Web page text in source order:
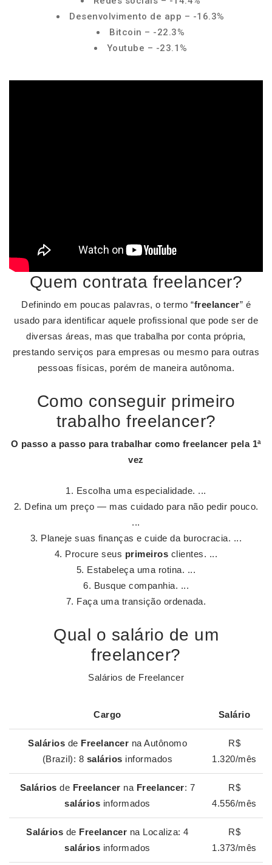
Desenvolvimento de app – -16.3%
Bitcoin – -22.3%
Youtube – -23.1%
Quem contrata freelancer?
Definindo em poucas palavras, o termo “freelancer” é
usado para identificar aquele profissional que pode ser de
diversas áreas, mas que trabalha por conta própria,
prestando serviços para empresas ou mesmo para outras
pessoas físicas, porém de maneira autônoma.
Como conseguir primeiro
trabalho freelancer?
O passo a passo para trabalhar como freelancer pela 1ª
vez
Escolha uma especialidade. ...
Defina um preço — mas cuidado para não pedir pouco.
...
Planeje suas finanças e cuide da burocracia. ...
Procure seus primeiros clientes. ...
Estabeleça uma rotina. ...
Busque companhia. ...
Faça uma transição ordenada.
Qual o salário de um
freelancer?
Salários de Freelancer
Cargo Salário
Salários de Freelancer na Autônomo
(Brazil): 8 salários informados
R$
1.320/mês
Salários de Freelancer na Freelancer: 7
salários informados
R$
4.556/mês
Salários de Freelancer na Localiza: 4
salários informados
R$
1.373/mês